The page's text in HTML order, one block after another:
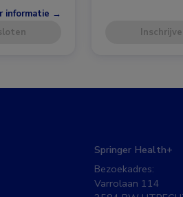
informatie →
Springer Health+
Bezoekadres:
Varrolaan 114